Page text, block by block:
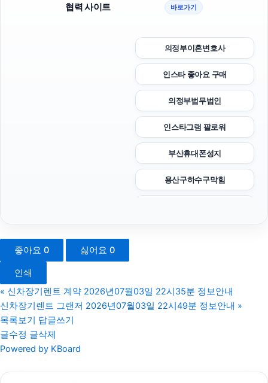
협력 사이트 바로가기
의정부이혼변호사
인스타 좋아요 구매
의정부법무법인
인스타그램 팔로워
부산휴대폰성지
용산구하수구막힘
수원피부과
좋아요 0 싫어요 0
인쇄
« 신차장기렌트 계약 2026년07월03일 22시35분 정보안내
신차장기렌트 그랜저 2026년07월03일 22시49분 정보안내 »
목록보기 답글쓰기
글수정 글삭제
Powered by KBoard